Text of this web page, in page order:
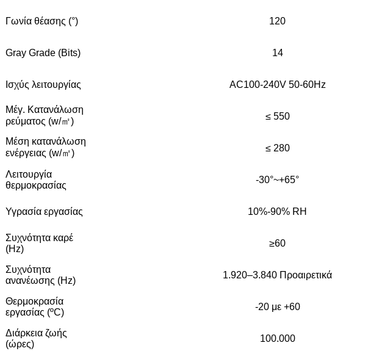
Γωνία θέασης (°) 120
Gray Grade (Bits) 14
Ισχύς λειτουργίας AC100-240V 50-60Hz
Μέγ. Κατανάλωση
ρεύματος (w/㎡)
≤ 550
Μέση κατανάλωση
ενέργειας (w/㎡)
≤ 280
Λειτουργία
θερμοκρασίας
-30°~+65°
Υγρασία εργασίας 10%-90% RH
Συχνότητα καρέ
(Hz)
≥60
Συχνότητα
ανανέωσης (Hz)
1.920–3.840 Προαιρετικά
Θερμοκρασία
εργασίας (ºC)
-20 με +60
Διάρκεια ζωής
(ώρες)
100.000